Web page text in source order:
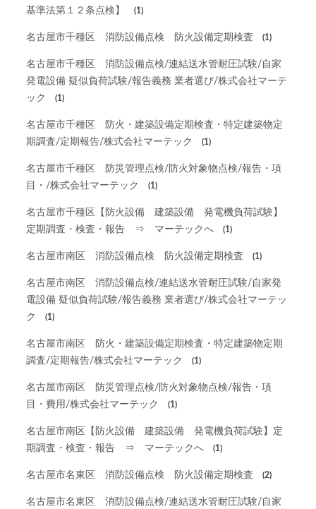
基準法第１２条点検】
(1)
名古屋市千種区 消防設備点検 防火設備定期検査 (1)
名古屋市千種区 消防設備点検/連結送水管耐圧試験/自家
発電設備 疑似負荷試験/報告義務 業者選び/株式会社マーテ
ック
(1)
名古屋市千種区 防火・建築設備定期検査・特定建築物定
期調査/定期報告/株式会社マーテック
(1)
名古屋市千種区 防災管理点検/防火対象物点検/報告・項
目・/株式会社マーテック
(1)
名古屋市千種区【防火設備 建築設備 発電機負荷試験】
定期調査・検査・報告 ⇒ マーテックへ
(1)
名古屋市南区 消防設備点検 防火設備定期検査 (1)
名古屋市南区 消防設備点検/連結送水管耐圧試験/自家発
電設備 疑似負荷試験/報告義務 業者選び/株式会社マーテッ
ク
(1)
名古屋市南区 防火・建築設備定期検査・特定建築物定期
調査/定期報告/株式会社マーテック
(1)
名古屋市南区 防災管理点検/防火対象物点検/報告・項
目・費用/株式会社マーテック
(1)
名古屋市南区【防火設備 建築設備 発電機負荷試験】定
期調査・検査・報告 ⇒ マーテックへ
(1)
名古屋市名東区 消防設備点検 防火設備定期検査 (2)
名古屋市名東区 消防設備点検/連結送水管耐圧試験/自家